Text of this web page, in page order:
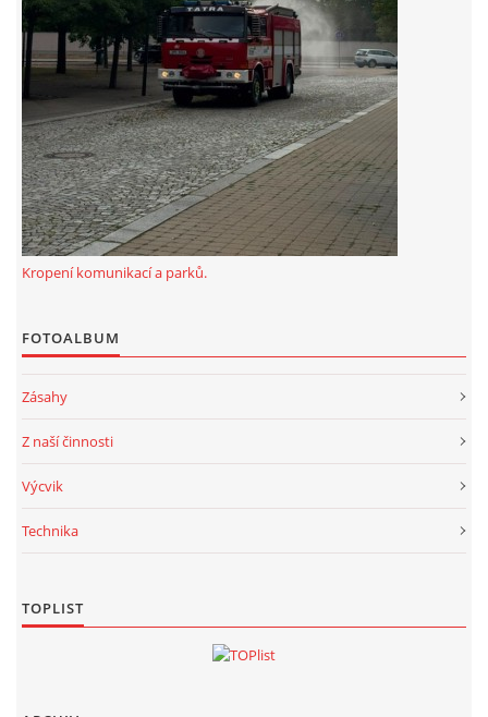
Kropení komunikací a parků.
FOTOALBUM
Zásahy
Z naší činnosti
Výcvik
Technika
TOPLIST